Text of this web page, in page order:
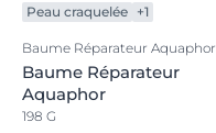
Peau craquelée +1
Baume Réparateur Aquaphor
Baume Réparateur
Aquaphor
198 G